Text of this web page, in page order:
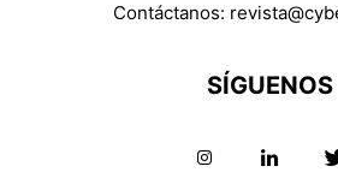
Contáctanos:
SÍGUENOS